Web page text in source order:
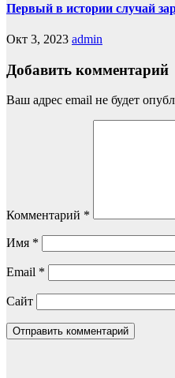
Первый в истории случай
Окт 3, 2023 admin
Добавить комментарий
Ваш адрес email не будет
Комментарий *
Имя *
Email *
Сайт